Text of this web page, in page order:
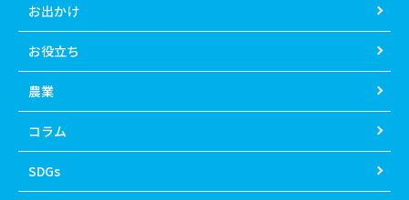
お出かけ
お役立ち
農業
コラム
SDGs